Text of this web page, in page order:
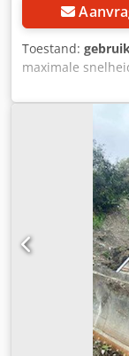
Toestand:
maximale
710/70 R42,
banden (a):710/
14396) Max.
Power - 74 LFNT-
zonder
motorbesturing
grove
Uof